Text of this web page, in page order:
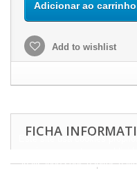
Adicionar ao carrinho
Add to wishlist
FICHA
Este site usa cookies
analisando seus hábitos